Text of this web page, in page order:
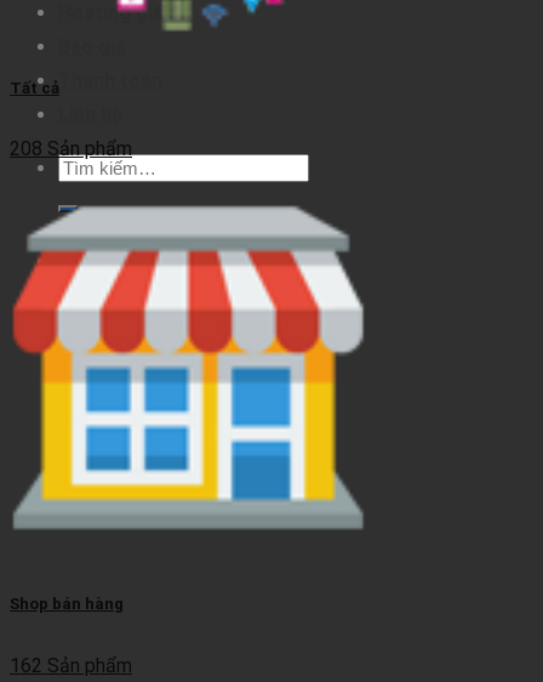
Hosting giá rẻ
Tìm
kiếm:
Giỏ hàng
Tất cả
208 Sản phẩm
Shop bán hàng
162 Sản phẩm